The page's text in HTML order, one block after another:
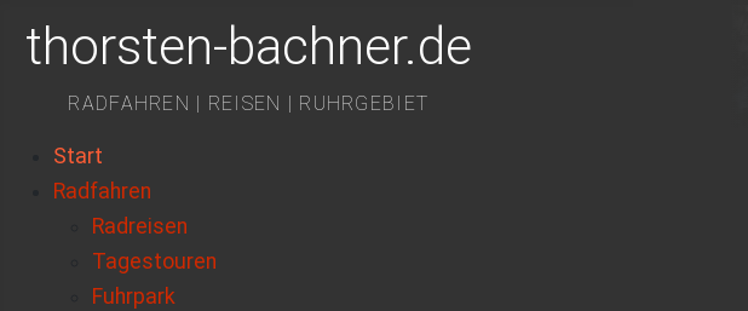
thorsten-bachner.de
RADFAHREN | REISEN | RUHRGEBIET
Start
Radfahren
Radreisen
Tagestouren
Fuhrpark